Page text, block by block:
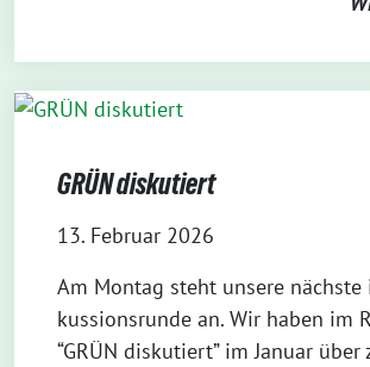
GRÜN diskutiert
13. Februar 2026
Am Mon­tag steht unse­re
kus­si­ons­run­de an. Wir haben im
“GRÜN dis­ku­tiert” im Janu­ar